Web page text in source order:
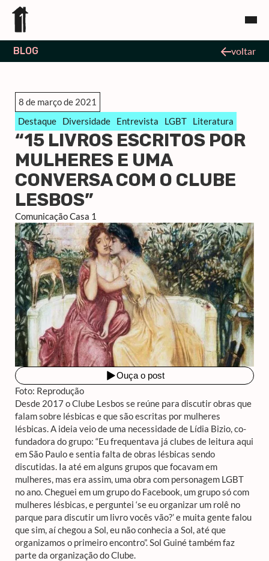
BLOG voltar
8 de março de 2021
Destaque
Diversidade Entrevista LGBT Literatura
“15 LIVROS ESCRITOS POR
MULHERES E UMA
CONVERSA COM O CLUBE
LESBOS”
Comunicação Casa 1
Foto: Reprodução
Desde 2017 o Clube Lesbos se reúne para discutir obras que
falam sobre lésbicas e que são escritas por mulheres
lésbicas. A ideia veio de uma necessidade de Lídia Bizio, co-
fundadora do grupo: “Eu frequentava já clubes de leitura aqui
em São Paulo e sentia falta de obras lésbicas sendo
discutidas. Ia até em alguns grupos que focavam em
mulheres, mas era assim, uma obra com personagem LGBT
no ano. Cheguei em um grupo do Facebook, um grupo só com
mulheres lésbicas, e perguntei ‘se eu organizar um rolê no
parque para discutir um livro vocês vão?’ e muita gente falou
que sim, aí chegou a Sol, eu não conhecia a Sol, até que
organizamos o primeiro encontro”. Sol Guiné também faz
parte da organização do Clube.